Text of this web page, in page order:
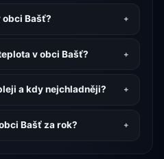
Bašť?
v obci Bašť?
a kdy nejchladněji?
Bašť za rok?